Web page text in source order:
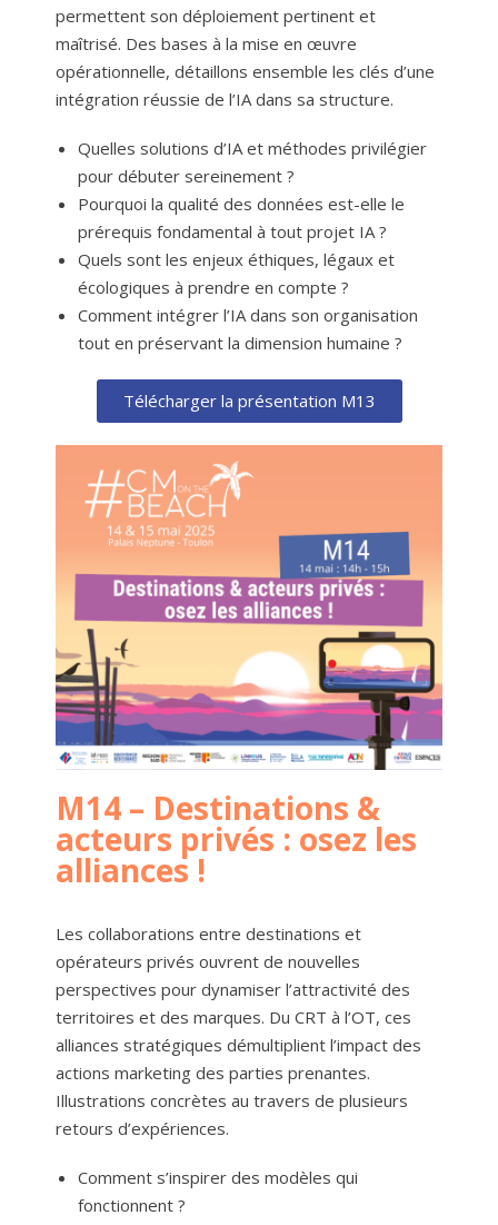
permettent son déploiement pertinent et
maîtrisé. Des bases à la mise en œuvre
opérationnelle, détaillons ensemble les clés d’une
intégration réussie de l’IA dans sa structure.
Quelles solutions d’IA et méthodes privilégier
pour débuter sereinement ?
Pourquoi la qualité des données est-elle le
prérequis fondamental à tout projet IA ?
Quels sont les enjeux éthiques, légaux et
écologiques à prendre en compte ?
Comment intégrer l’IA dans son organisation
tout en préservant la dimension humaine ?
Télécharger la présentation M13
M14 – Destinations &
acteurs privés : osez les
alliances !
Les collaborations entre destinations et
opérateurs privés ouvrent de nouvelles
perspectives pour dynamiser l’attractivité des
territoires et des marques. Du CRT à l’OT, ces
alliances stratégiques démultiplient l’impact des
actions marketing des parties prenantes.
Illustrations concrètes au travers de plusieurs
retours d’expériences.
Comment s’inspirer des modèles qui
fonctionnent ?